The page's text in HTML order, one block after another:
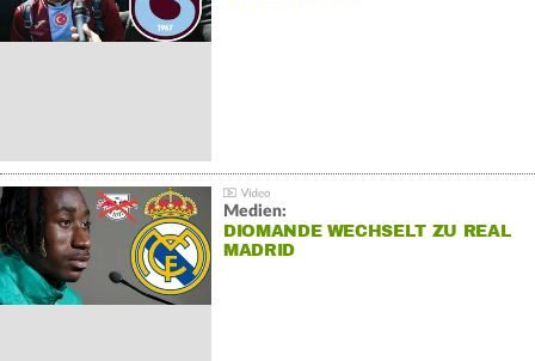
Medien:
DIOMANDE WECHSELT ZU REAL
MADRID